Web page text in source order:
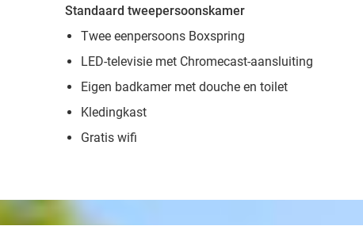
Standaard tweepersoonskamer
Twee eenpersoons Boxspring
LED-televisie met Chromecast-aansluiting
Eigen badkamer met douche en toilet
Kledingkast
Gratis wifi